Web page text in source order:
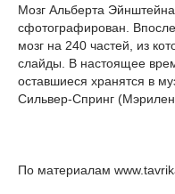
Мозг Альберта
сфотографирован.
мозг на 240 частей, из
слайды. В настоящее
оставшиеся хранятся в
Сильвер-Спринг
По материалам